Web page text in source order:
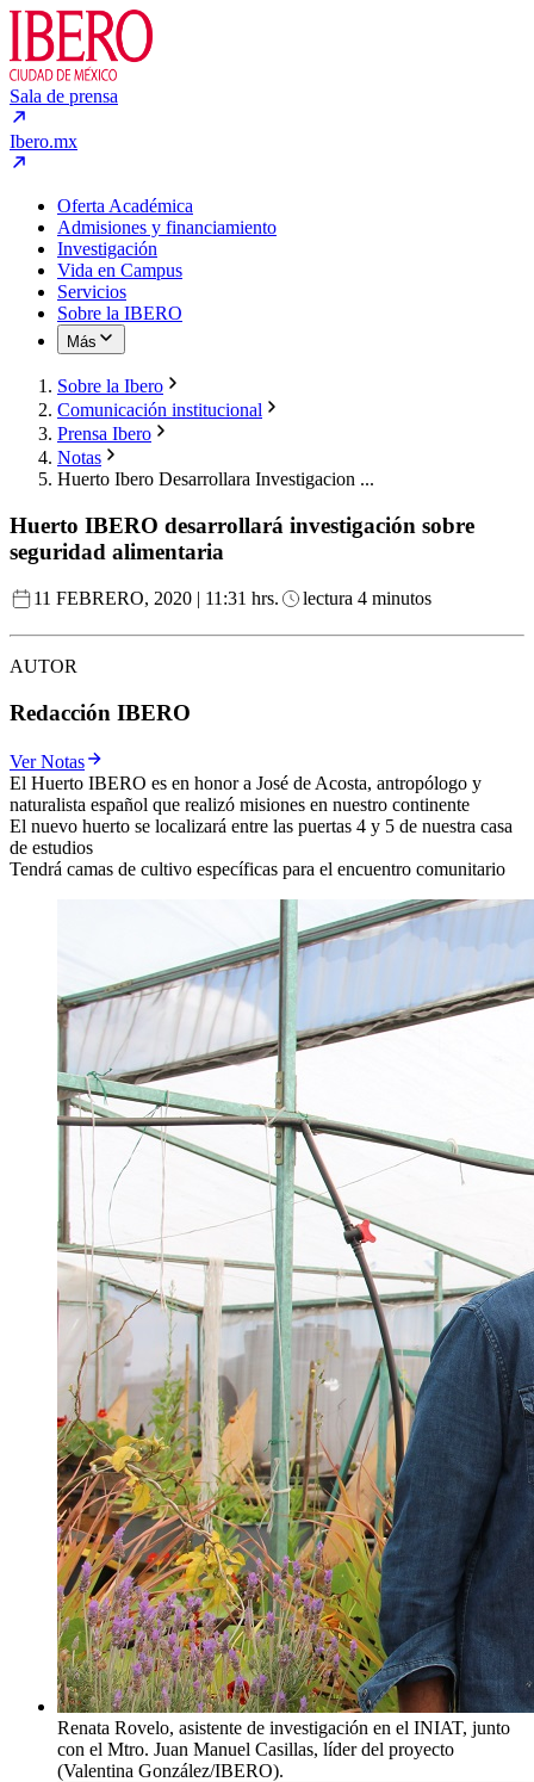
Sala de prensa
Ibero.mx
Oferta Académica
Admisiones y financiamiento
Investigación
Vida en Campus
Servicios
Sobre la IBERO
Más
Sobre la Ibero
Comunicación institucional
Prensa Ibero
Notas
Huerto Ibero Desarrollara Investigacion ...
Huerto IBERO desarrollará investigación sobre
seguridad alimentaria
11 FEBRERO, 2020 | 11:31 hrs. lectura 4 minutos
AUTOR
Redacción IBERO
Ver Notas
El Huerto IBERO es en honor a José de Acosta, antropólogo y
naturalista español que realizó misiones en nuestro continente
El nuevo huerto se localizará entre las puertas 4 y 5 de nuestra casa
de estudios
Tendrá camas de cultivo específicas para el encuentro comunitario
Renata Rovelo, asistente de investigación en el INIAT, junto
con el Mtro. Juan Manuel Casillas, líder del proyecto
(Valentina González/IBERO).